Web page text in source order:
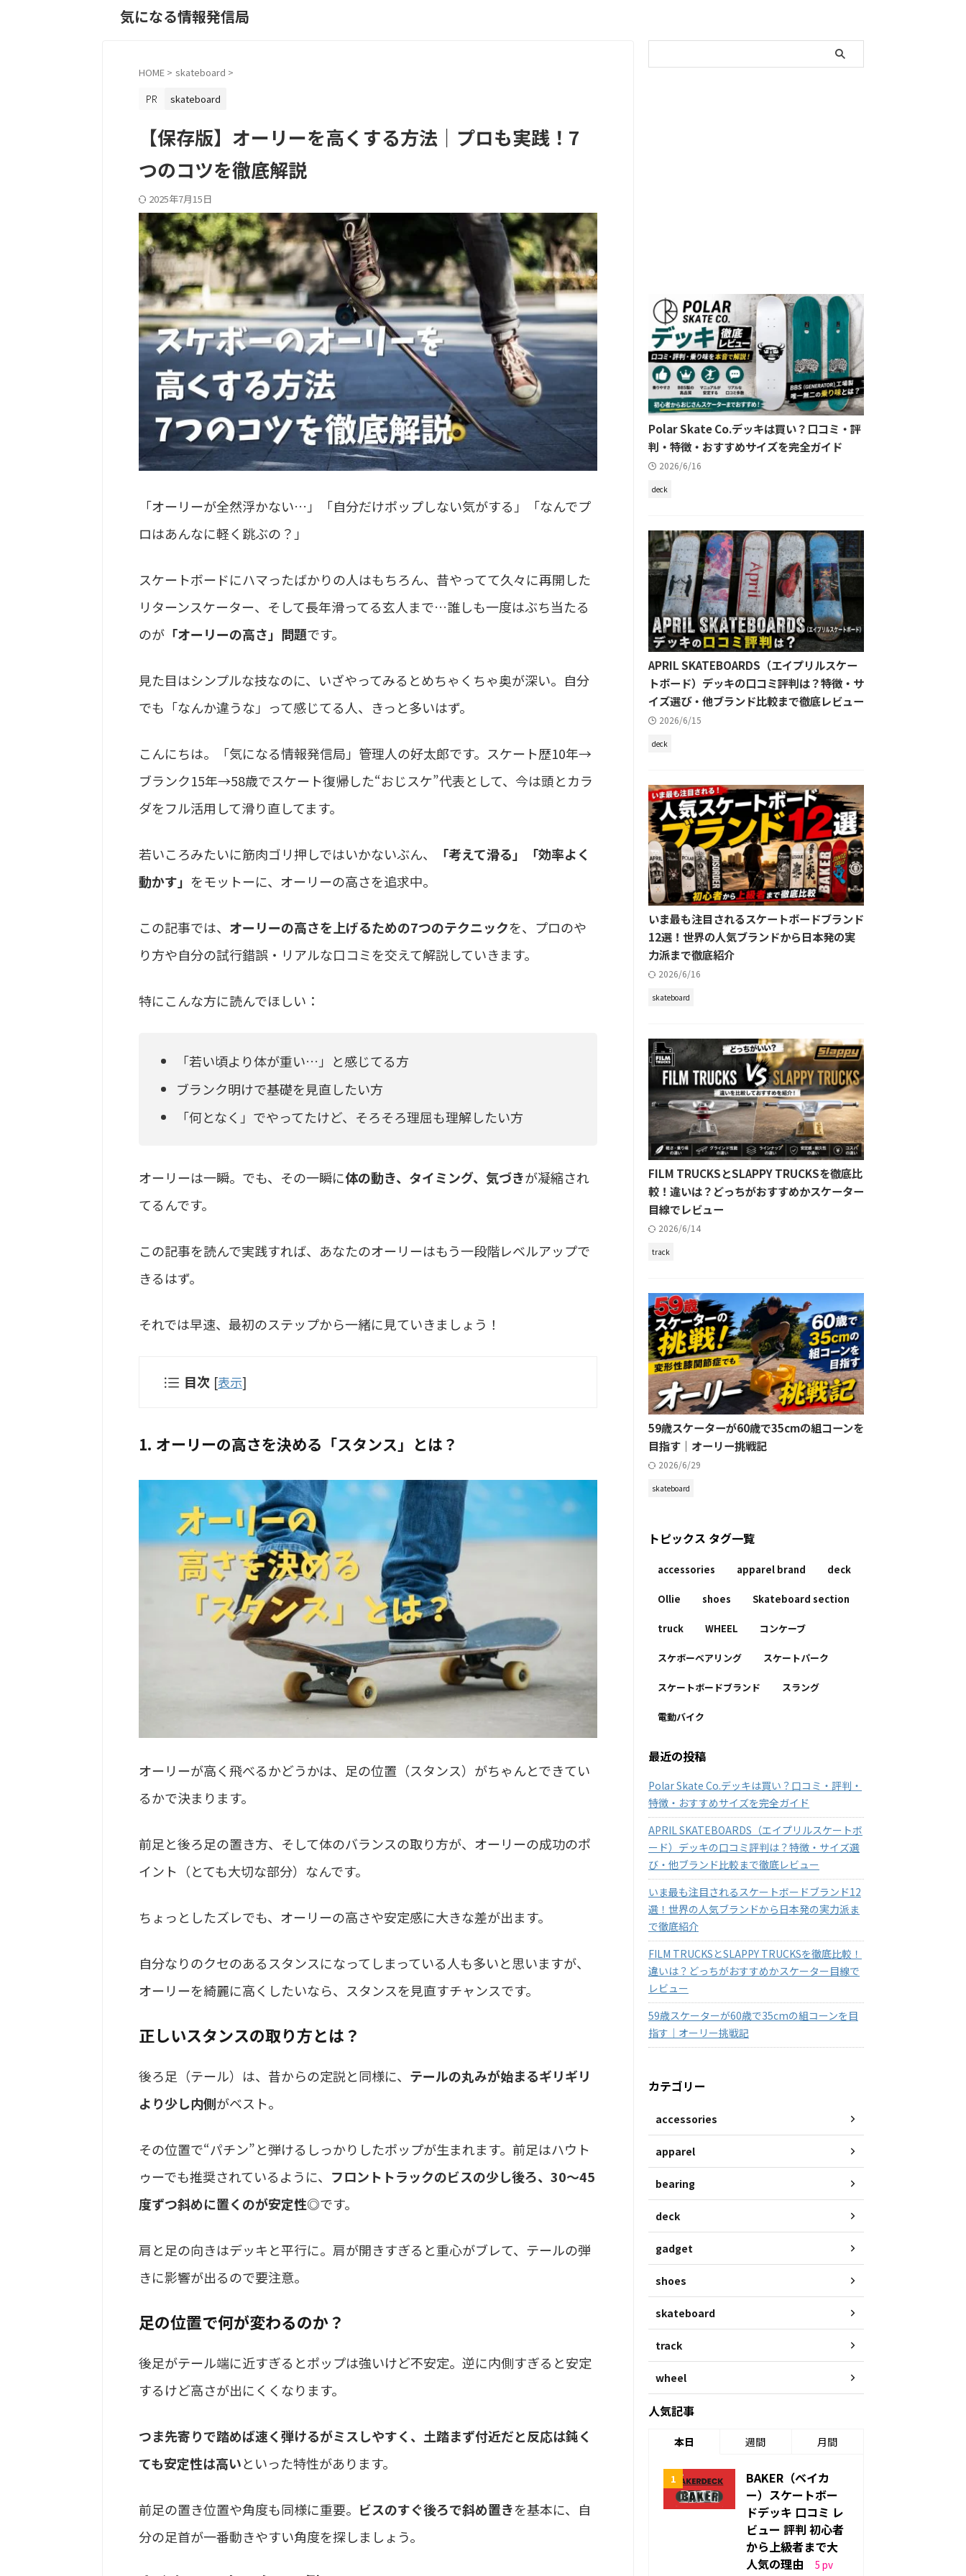
気になる情報発信局
HOME > skateboard >
skateboard
【保存版】オーリーを高くする方法｜プロも実践！7
つのコツを徹底解説
2025年7月15日
「オーリーが全然浮かない…」「自分だけポップしない気がする」「なんでプ
ロはあんなに軽く跳ぶの？」
スケートボードにハマったばかりの人はもちろん、昔やってて久々に再開した
リターンスケーター、そして長年滑ってる玄人まで…誰しも一度はぶち当たる
のが 「オーリーの高さ」問題です。
見た目はシンプルな技なのに、いざやってみるとめちゃくちゃ奥が深い。自分
でも「なんか違うな」って感じてる人、きっと多いはず。
こんにちは。「気になる情報発信局」管理人の好太郎です。スケート歴10年→
ブランク15年→58歳でスケート復帰した“おじスケ”代表として、今は頭とカラ
ダをフル活用して滑り直してます。
若いころみたいに筋肉ゴリ押しではいかないぶん、
「考えて滑る」「効率よく
動かす」 をモットーに、オーリーの高さを追求中。
この記事では、 オーリーの高さを上げるための7つのテクニックを、プロのや
り方や自分の試行錯誤・リアルな口コミを交えて解説していきます。
特にこんな方に読んでほしい：
「若い頃より体が重い…」と感じてる方
ブランク明けで基礎を見直したい方
「何となく」でやってたけど、そろそろ理屈も理解したい方
オーリーは一瞬。でも、その一瞬に体の動き、タイミング、気づきが凝縮され
てるんです。
この記事を読んで実践すれば、あなたのオーリーはもう一段階レベルアップで
きるはず。
それでは早速、最初のステップから一緒に見ていきましょう！
目次 [表示]
1. オーリーの高さを決める「スタンス」とは？
オーリーが高く飛べるかどうかは、足の位置（スタンス）がちゃんとできてい
るかで決まります。
前足と後ろ足の置き方、そして体のバランスの取り方が、オーリーの成功のポ
イント（とても大切な部分）なんです。
ちょっとしたズレでも、オーリーの高さや安定感に大きな差が出ます。
自分なりのクセのあるスタンスになってしまっている人も多いと思いますが、
オーリーを綺麗に高くしたいなら、スタンスを見直すチャンスです。
正しいスタンスの取り方とは？
後ろ足（テール）は、昔からの定説と同様に、 テールの丸みが始まるギリギリ
より少し内側がベスト。
その位置で“パチン”と弾けるしっかりしたポップが生まれます。前足はハウト
ゥーでも推奨されているように、 フロントトラックのビスの少し後ろ、30〜45
度ずつ斜めに置くのが安定性◎です。
肩と足の向きはデッキと平行に。肩が開きすぎると重心がブレて、テールの弾
きに影響が出るので要注意。
足の位置で何が変わるのか？
後足がテール端に近すぎるとポップは強いけど不安定。逆に内側すぎると安定
するけど高さが出にくくなります。
つま先寄りで踏めば速く弾けるがミスしやすく、土踏まず付近だと反応は鈍く
ても安定性は高いといった特性があります。
前足の置き位置や角度も同様に重要。 ビスのすぐ後ろで斜め置きを基本に、自
分の足首が一番動きやすい角度を探しましょう。
Polar Skate Co.デッキは買い？口コミ・評
判・特徴・おすすめサイズを完全ガイド
2026/6/16
deck
APRIL SKATEBOARDS（エイプリルスケー
トボード）デッキの口コミ評判は？特徴・サ
イズ選び・他ブランド比較まで徹底レビュー
2026/6/15
deck
いま最も注目されるスケートボードブランド
12選！世界の人気ブランドから日本発の実
力派まで徹底紹介
2026/6/16
skateboard
FILM TRUCKSとSLAPPY TRUCKSを徹底比
較！違いは？どっちがおすすめかスケーター
目線でレビュー
2026/6/14
track
59歳スケーターが60歳で35cmの組コーンを
目指す｜オーリー挑戦記
2026/6/29
skateboard
トピックス タグ一覧
accessories apparel brand deck
Ollie shoes Skateboard section
truck WHEEL コンケーブ
スケボーベアリング スケートパーク
スケートボードブランド スラング
電動バイク
最近の投稿
Polar Skate Co.デッキは買い？口コミ・評判・
特徴・おすすめサイズを完全ガイド
APRIL SKATEBOARDS（エイプリルスケートボ
ード）デッキの口コミ評判は？特徴・サイズ選
び・他ブランド比較まで徹底レビュー
いま最も注目されるスケートボードブランド12
選！世界の人気ブランドから日本発の実力派ま
で徹底紹介
FILM TRUCKSとSLAPPY TRUCKSを徹底比較！
違いは？どっちがおすすめかスケーター目線で
レビュー
59歳スケーターが60歳で35cmの組コーンを目
指す｜オーリー挑戦記
カテゴリー
accessories
apparel
bearing
deck
gadget
shoes
skateboard
track
wheel
人気記事
本日 週間 月間
BAKER（ベイカ
ー）スケートボー
ドデッキ 口コミ レ
ビュー 評判 初心者
から上級者まで大
人気の理由
5 pv